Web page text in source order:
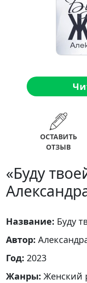
ОСТАВИТЬ
ОТЗЫВ
«Буду
Название: Буду
Автор:
Год: 2023
Жанры: Женский